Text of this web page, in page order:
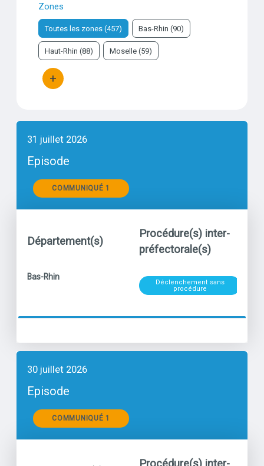
Zones
Toutes les zones (457) Bas-Rhin (90)
Haut-Rhin (88) Moselle (59)
+
Bouton d'actions
31 juillet 2026
Episode
Communiqués
COMMUNIQUÉ 1
Département(s)
Procédure(s) inter-
préfectorale(s)
titre
Bas-Rhin
Niveau
Déclenchement sans
procédure
30 juillet 2026
Episode
Communiqués
COMMUNIQUÉ 1